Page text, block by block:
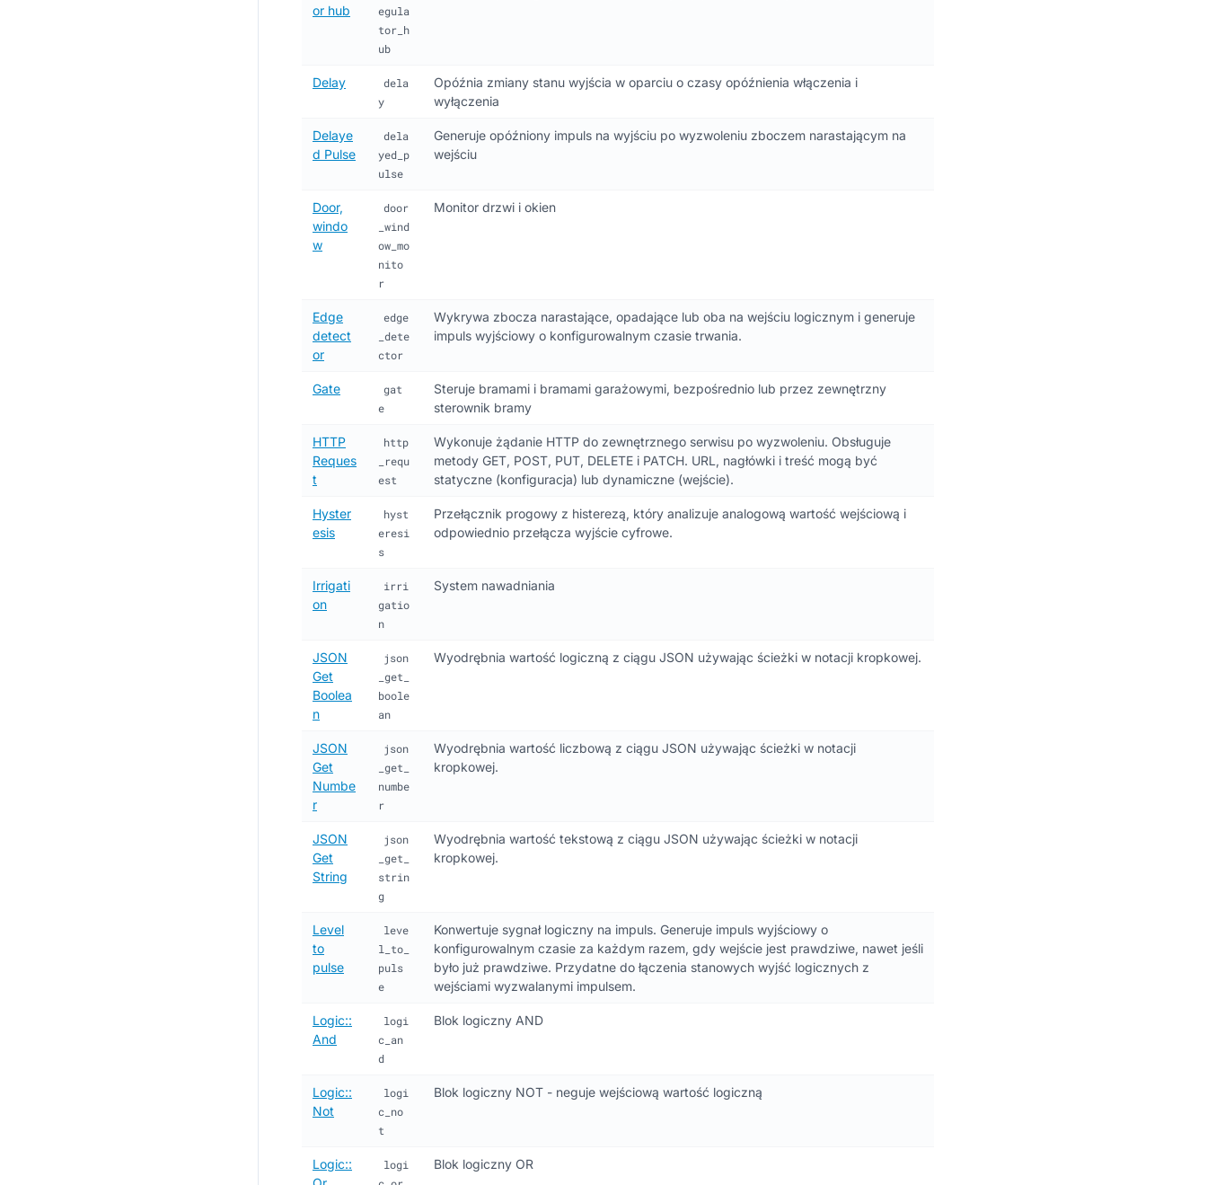
or hub
egula
tor_h
ub
Delay
dela
y
Opóźnia zmiany stanu wyjścia w oparciu o czasy opóźnienia włączenia i
wyłączenia
Delaye
d Pulse
dela
yed_p
ulse
Generuje opóźniony impuls na wyjściu po wyzwoleniu zboczem narastającym na
wejściu
Door,
windo
w
door
_wind
ow_mo
nito
r
Monitor drzwi i okien
Edge
detect
or
edge
_dete
ctor
Wykrywa zbocza narastające, opadające lub oba na wejściu logicznym i generuje
impuls wyjściowy o konfigurowalnym czasie trwania.
Gate
gat
e
Steruje bramami i bramami garażowymi, bezpośrednio lub przez zewnętrzny
sterownik bramy
HTTP
Reques
t
http
_requ
est
Wykonuje żądanie HTTP do zewnętrznego serwisu po wyzwoleniu. Obsługuje
metody GET, POST, PUT, DELETE i PATCH. URL, nagłówki i treść mogą być
statyczne (konfiguracja) lub dynamiczne (wejście).
Hyster
esis
hyst
eresi
s
Przełącznik progowy z histerezą, który analizuje analogową wartość wejściową i
odpowiednio przełącza wyjście cyfrowe.
Irrigati
on
irri
gatio
n
System nawadniania
JSON
Get
Boolea
n
json
_get_
boole
an
Wyodrębnia wartość logiczną z ciągu JSON używając ścieżki w notacji kropkowej.
JSON
Get
Numbe
r
json
_get_
numbe
r
Wyodrębnia wartość liczbową z ciągu JSON używając ścieżki w notacji
kropkowej.
JSON
Get
String
json
_get_
strin
g
Wyodrębnia wartość tekstową z ciągu JSON używając ścieżki w notacji
kropkowej.
Level
to
pulse
leve
l_to_
puls
e
Konwertuje sygnał logiczny na impuls. Generuje impuls wyjściowy o
konfigurowalnym czasie za każdym razem, gdy wejście jest prawdziwe, nawet jeśli
było już prawdziwe. Przydatne do łączenia stanowych wyjść logicznych z
wejściami wyzwalanymi impulsem.
Logic::
And
logi
c_an
d
Blok logiczny AND
Logic::
Not
logi
c_no
t
Blok logiczny NOT - neguje wejściową wartość logiczną
Logic::
logi
Blok logiczny OR